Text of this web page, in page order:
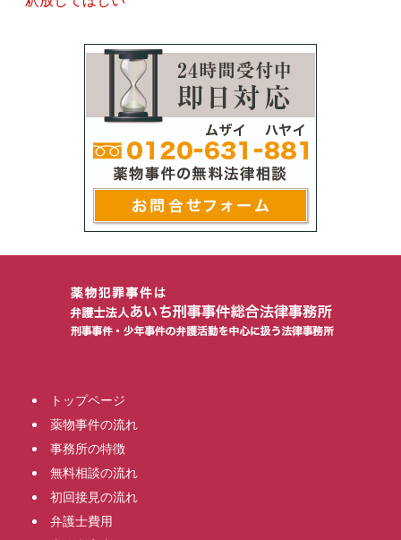
トップページ
薬物事件の流れ
事務所の特徴
無料相談の流れ
初回接見の流れ
弁護士費用